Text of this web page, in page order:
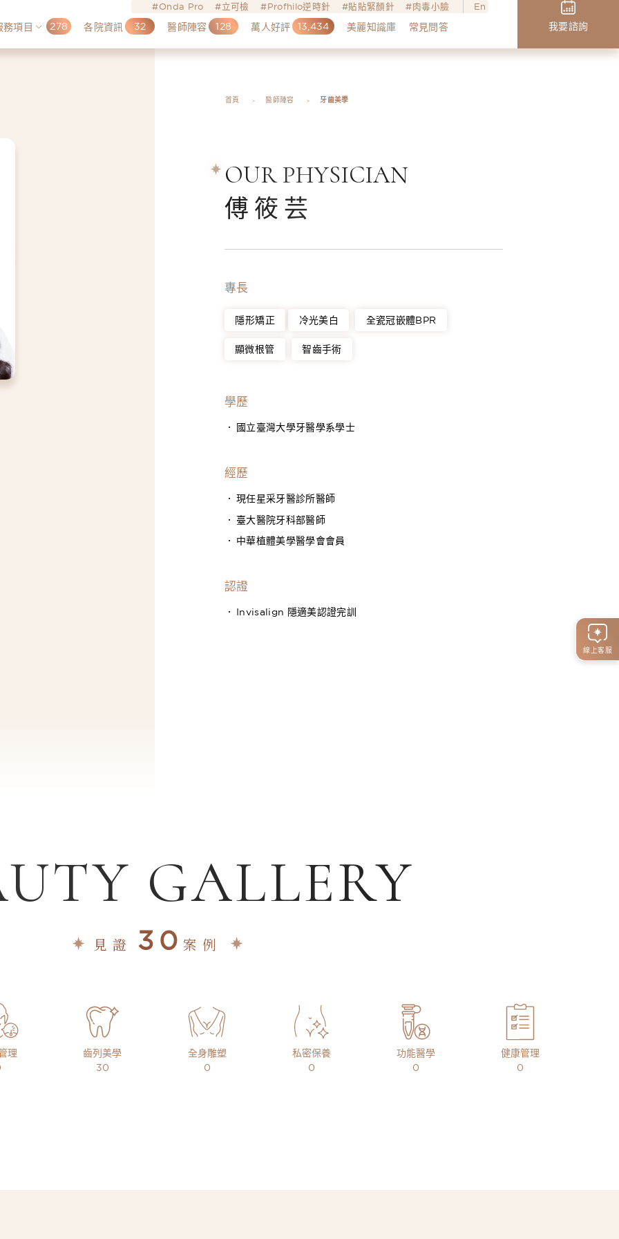
線上客服
Onda Pro 立可檢 Profhilo逆時針 貼貼緊顏針 肉毒小臉 En
務項目 278 各院資訊 32 醫師陣容 128 萬人好評 13,434 美麗知識庫 常見問答 我要諮詢
首頁 醫師陣容 牙齒美學
OUR PHYSICIAN
傅筱芸
專長
隱形矯正 冷光美白 全瓷冠嵌體BPR
顯微根管 智齒手術
學歷
國立臺灣大學牙醫學系學士
經歷
現任星采牙醫診所醫師
臺大醫院牙科部醫師
中華植體美學醫學會會員
認證
Invisalign 隱適美認證完訓
GALLERY
見證 30 案例
理
齒列美學
30
全身雕塑
0
私密保養
0
功能醫學
0
健康管理
0